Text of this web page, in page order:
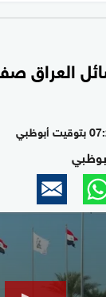
العراق